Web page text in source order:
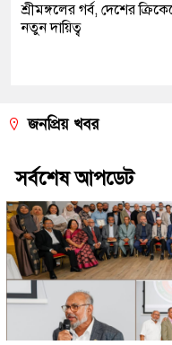
শ্রীমঙ্গলের গর্ব, দেশের
নতুন দায়িত্ব
জনপ্রিয় খবর
সর্বশেষ আপডেট